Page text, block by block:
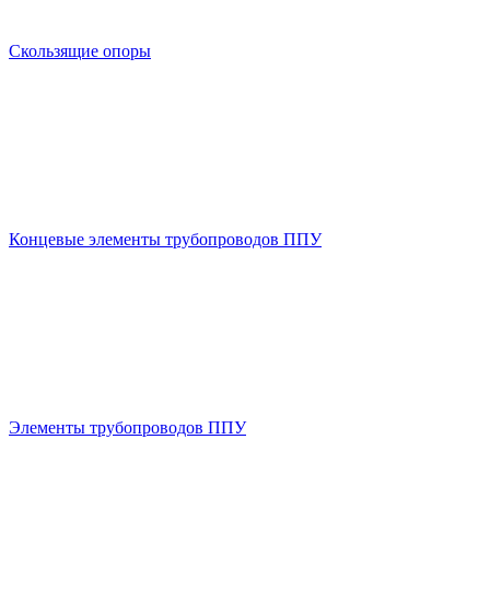
Скользящие опоры
Концевые элементы трубопроводов ППУ
Элементы трубопроводов ППУ